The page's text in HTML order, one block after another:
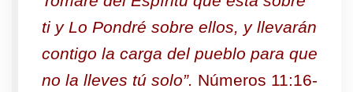
ti y Lo Pondré sobre ellos, y llevarán
contigo la carga del pueblo para que
no la lleves tú solo”. Números 11:16-